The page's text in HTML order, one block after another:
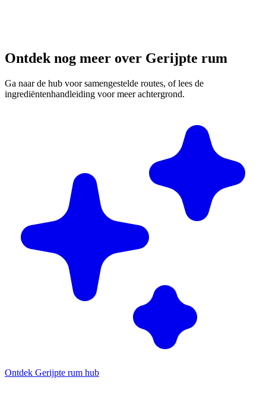
Ontdek nog meer over Gerijpte rum
Ga naar de hub voor samengestelde routes, of lees de
ingrediëntenhandleiding voor meer achtergrond.
Ontdek Gerijpte rum hub